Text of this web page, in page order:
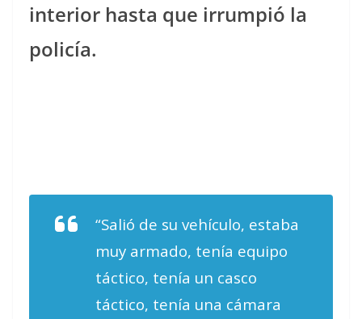
interior hasta que irrumpió la
policía.
“Salió de su vehículo, estaba
muy armado, tenía equipo
táctico, tenía un casco
táctico, tenía una cámara